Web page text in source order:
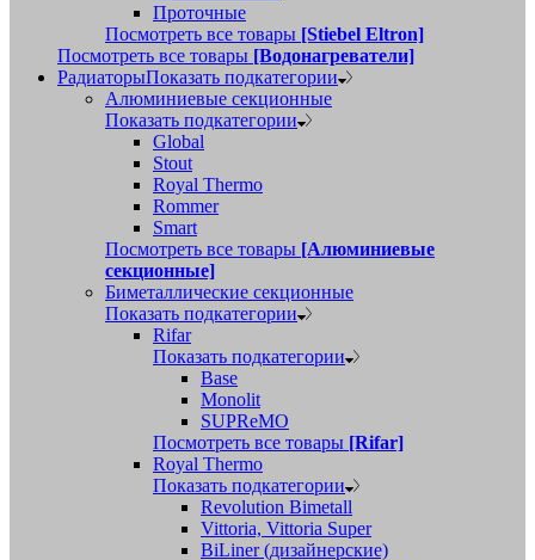
Проточные
Посмотреть все товары [Stiebel Eltron]
Посмотреть все товары [Водонагреватели]
РадиаторыПоказать подкатегории
Алюминиевые секционные
Показать подкатегории
Global
Stout
Royal Thermo
Rommer
Smart
Посмотреть все товары [Алюминиевые
секционные]
Биметаллические секционные
Показать подкатегории
Rifar
Показать подкатегории
Base
Monolit
SUPReMO
Посмотреть все товары [Rifar]
Royal Thermo
Показать подкатегории
Revolution Bimetall
Vittoria, Vittoria Super
BiLiner (дизайнерские)